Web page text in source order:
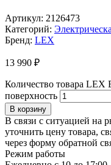
Артикул: 2126473
Категорий:
Бренд: LEX
13 990 ₽
Количество товара LEX
поверхность
В корзину
В связи с ситуацией на
уточнить цену товара,
через форму обратной
Режим работы